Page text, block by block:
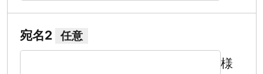
宛名2 任意
様